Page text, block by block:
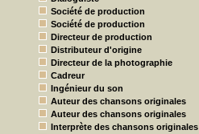
Société de production
Société de production
Directeur de production
Distributeur d'origine
Directeur de la photographie
Cadreur
Ingénieur du son
Auteur des chansons originales
Auteur des chansons originales
Interprète des chansons originales